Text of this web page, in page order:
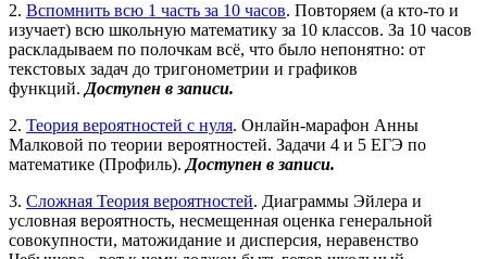
2. Вспомнить всю 1 часть за 10 часов. Повторяем (а кто-то и
изучает) всю школьную математику за 10 классов. За 10 часов
раскладываем по полочкам всё, что было непонятно: от
текстовых задач до тригонометрии и графиков
функций. Доступен в записи.
2. Теория вероятностей с нуля. Онлайн-марафон Анны
Малковой по теории вероятностей. Задачи 4 и 5 ЕГЭ по
математике (Профиль). Доступен в записи.
3. Сложная Теория вероятностей. Диаграммы Эйлера и
условная вероятность, несмещенная оценка генеральной
совокупности, матожидание и дисперсия, неравенство